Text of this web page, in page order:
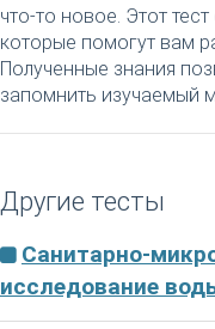
что-то новое. Этот
которые помогут вам
Полученные знания
запомнить изучаемый
Другие тесты
Санитарно-
исследование